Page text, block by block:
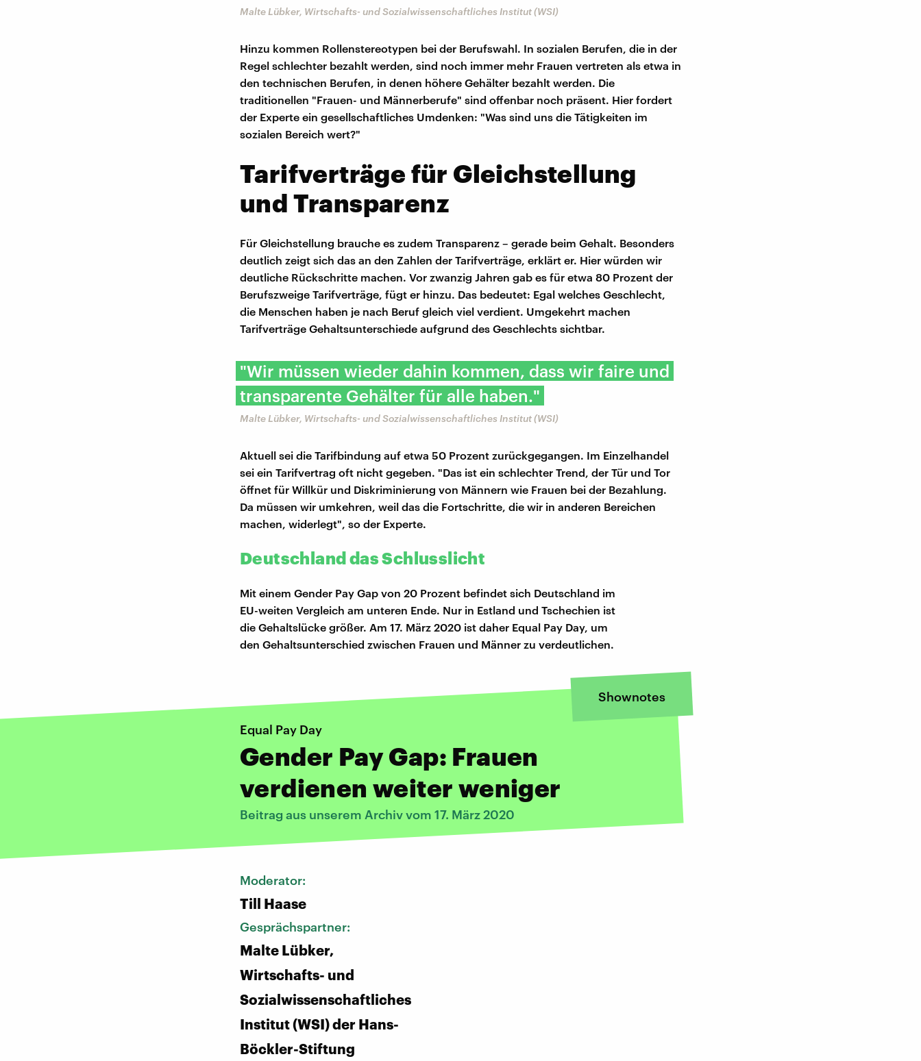
Malte Lübker, Wirtschafts- und Sozialwissenschaftliches Institut (WSI)
Hinzu kommen Rollenstereotypen bei der Berufswahl. In sozialen Berufen, die in der
Regel schlechter bezahlt werden, sind noch immer mehr Frauen vertreten als etwa in
den technischen Berufen, in denen höhere Gehälter bezahlt werden. Die
traditionellen "Frauen- und Männerberufe" sind offenbar noch präsent. Hier fordert
der Experte ein gesellschaftliches Umdenken: "Was sind uns die Tätigkeiten im
sozialen Bereich wert?"
Tarifverträge für Gleichstellung
und Transparenz
Für Gleichstellung brauche es zudem Transparenz – gerade beim Gehalt. Besonders
deutlich zeigt sich das an den Zahlen der Tarifverträge, erklärt er. Hier würden wir
deutliche Rückschritte machen. Vor zwanzig Jahren gab es für etwa 80 Prozent der
Berufszweige Tarifverträge, fügt er hinzu. Das bedeutet: Egal welches Geschlecht,
die Menschen haben je nach Beruf gleich viel verdient. Umgekehrt machen
Tarifverträge Gehaltsunterschiede aufgrund des Geschlechts sichtbar.
"Wir müssen wieder dahin kommen, dass wir faire und
transparente Gehälter für alle haben."
Malte Lübker, Wirtschafts- und Sozialwissenschaftliches Institut (WSI)
Aktuell sei die Tarifbindung auf etwa 50 Prozent zurückgegangen. Im Einzelhandel
sei ein Tarifvertrag oft nicht gegeben. "Das ist ein schlechter Trend, der Tür und Tor
öffnet für Willkür und Diskriminierung von Männern wie Frauen bei der Bezahlung.
Da müssen wir umkehren, weil das die Fortschritte, die wir in anderen Bereichen
machen, widerlegt", so der Experte.
Deutschland das Schlusslicht
Mit einem Gender Pay Gap von 20 Prozent befindet sich Deutschland im
EU-weiten Vergleich am unteren Ende. Nur in Estland und Tschechien ist
die Gehaltslücke größer. Am 17. März 2020 ist daher Equal Pay Day, um
den Gehaltsunterschied zwischen Frauen und Männer zu verdeutlichen.
Shownotes
Equal Pay Day
Gender Pay Gap: Frauen
verdienen weiter weniger
Beitrag aus unserem Archiv vom 17. März 2020
Moderator:
Till Haase
Gesprächspartner:
Malte Lübker,
Wirtschafts- und
Sozialwissenschaftliches
Institut (WSI) der Hans-
Böckler-Stiftung